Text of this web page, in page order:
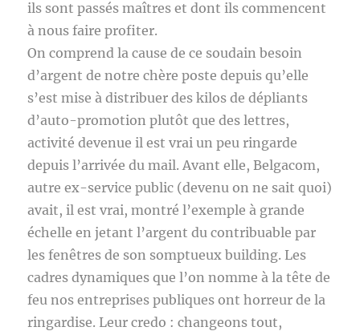
ils sont passés maîtres et dont ils commencent
à nous faire profiter.
On comprend la cause de ce soudain besoin
d’argent de notre chère poste depuis qu’elle
s’est mise à distribuer des kilos de dépliants
d’auto-promotion plutôt que des lettres,
activité devenue il est vrai un peu ringarde
depuis l’arrivée du mail. Avant elle, Belgacom,
autre ex-service public (devenu on ne sait quoi)
avait, il est vrai, montré l’exemple à grande
échelle en jetant l’argent du contribuable par
les fenêtres de son somptueux building. Les
cadres dynamiques que l’on nomme à la tête de
feu nos entreprises publiques ont horreur de la
ringardise. Leur credo : changeons tout,